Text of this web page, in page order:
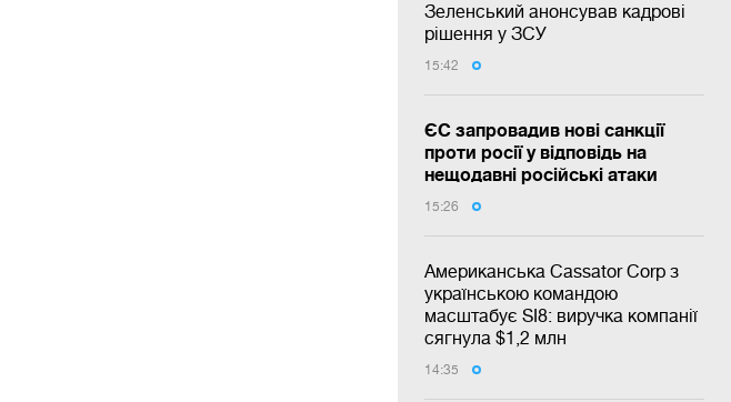
Зеленський анонсував кадрові
рішення у ЗСУ
15:42
ЄС запровадив нові санкції
проти росії у відповідь на
нещодавні російські атаки
15:26
Американська Cassator Corp з
українською командою
масштабує SI8: виручка компанії
сягнула $1,2 млн
14:35